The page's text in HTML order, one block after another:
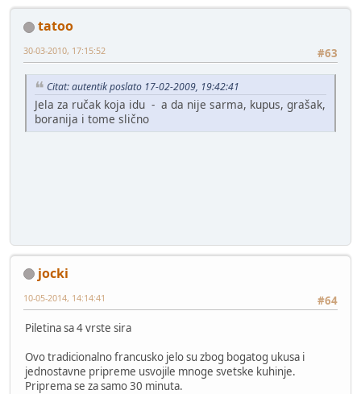
tatoo
#63
30-03-2010, 17:15:52
Citat: autentik poslato 17-02-2009, 19:42:41
Jela za ručak koja idu - a da nije sarma, kupus, grašak,
boranija i tome slično
jocki
#64
10-05-2014, 14:14:41
Piletina sa 4 vrste sira
Ovo tradicionalno francusko jelo su zbog bogatog ukusa i
jednostavne pripreme usvojile mnoge svetske kuhinje.
Priprema se za samo 30 minuta.